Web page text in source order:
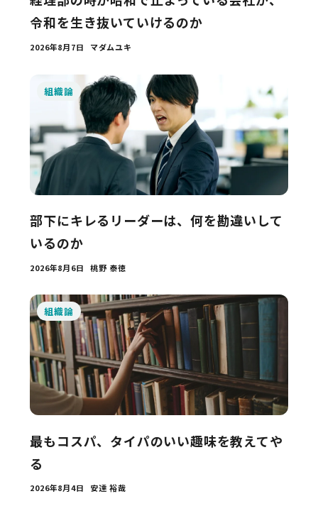
令和を生き抜いていけるのか
マダムユキ
2026年8月7日
組織論
部下にキレるリーダーは、何を勘違いして
いるのか
桃野 泰徳
2026年8月6日
組織論
最もコスパ、タイパのいい趣味を教えてや
る
安達 裕哉
2026年8月4日